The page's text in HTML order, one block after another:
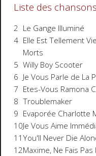
Liste des chansons
2 Le Gange Illuminé
4 Elle Est Tellement
Morts
5 Willy Boy Scooter
6 Je Vous Parle de La
7 Etes-Vous Ramona
8 Troublemaker
9 Evaporée Charlotte
10Je Vous Aime
11You'll Never Die
12Maxime, Ne Fais Pas